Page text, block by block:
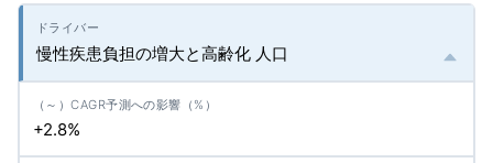
慢性疾患負担の増大と高齢化 人口
+2.8%